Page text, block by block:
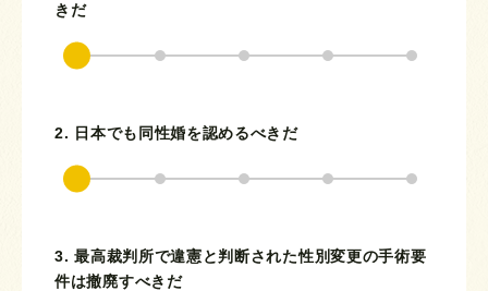
きだ
2. 日本でも同性婚を認めるべきだ
3. 最高裁判所で違憲と判断された性別変更の手術要
件は撤廃すべきだ